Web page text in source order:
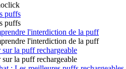
puffs
puffs
l'interdiction de la puff
l'interdiction de la puff
la puff rechargeable
la puff rechargeable